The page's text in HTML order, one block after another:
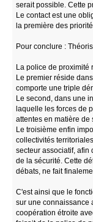
serait possible. Cette
Le contact est une
la première des
Pour conclure :
La police de proximité
Le premier réside
comporte une triple
Le second, dans une
laquelle les forces de
attentes en matière de
Le troisième enfin
collectivités
secteur associatif,
de la sécurité. Cette
débats, ne fait
C'est ainsi que le
sur une connaissance
coopération étroite